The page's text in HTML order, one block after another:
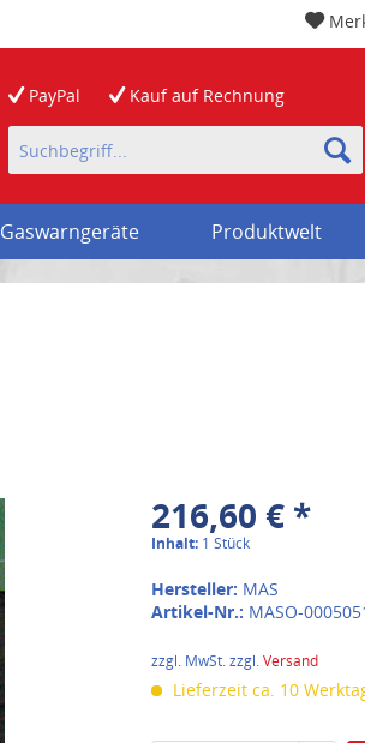
PayPal Kauf auf Rechnung
Gaswarngeräte Produktwelt
216,60 € *
Inhalt: 1 Stück
Hersteller: MAS
Artikel-Nr.: MASO-
zzgl. MwSt. zzgl.Versand
Lieferzeit ca. 10